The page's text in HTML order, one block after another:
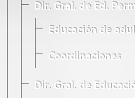
Dir. Gral. de Ed.
Educación de
Coordinaciones
Dir. Gral. de